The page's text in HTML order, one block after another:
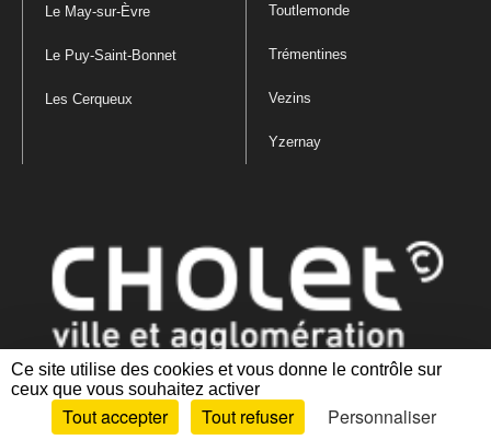
Ce site utilise des cookies et vous donne le contrôle sur
ceux que vous souhaitez activer
Tout accepter Tout refuser
Personnaliser
Le May-sur-Èvre
Le Puy-Saint-Bonnet
Les Cerqueux
Toutlemonde
Trémentines
Vezins
Yzernay
Mentions légales|Politique de confidentialité
des cookies |Plan du site Accessibilité : partiellement conforme